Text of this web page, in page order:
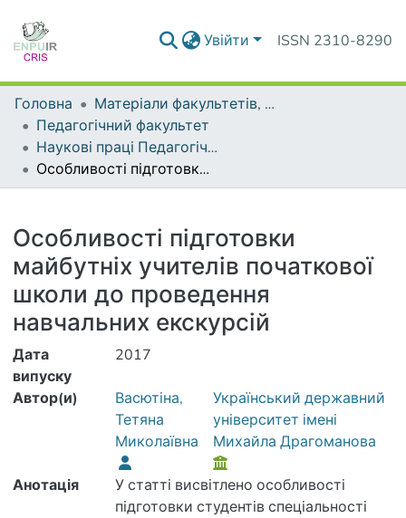
Увійти ISSN 2310-8290
Головна
Матеріали факультетів, інститутів, підрозділів
Педагогічний факультет
Наукові праці Педагогічного факультету
Особливості підготовки майбутніх учителів початкової школи до проведення навчальних екскурсій
Особливості підготовки
майбутніх учителів початкової
школи до проведення
навчальних екскурсій
Дата
випуску
2017
Автор(и)
Васютіна,
Тетяна
Миколаївна
Український державний
університет імені
Михайла Драгоманова
Анотація
У статті висвітлено особливості
підготовки студентів спеціальності